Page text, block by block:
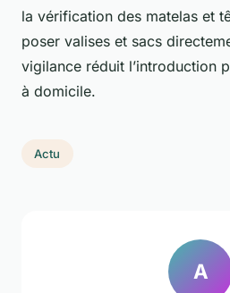
la vérification des matelas et
poser valises et sacs
vigilance réduit l’introduction
à domicile.
Actu
A